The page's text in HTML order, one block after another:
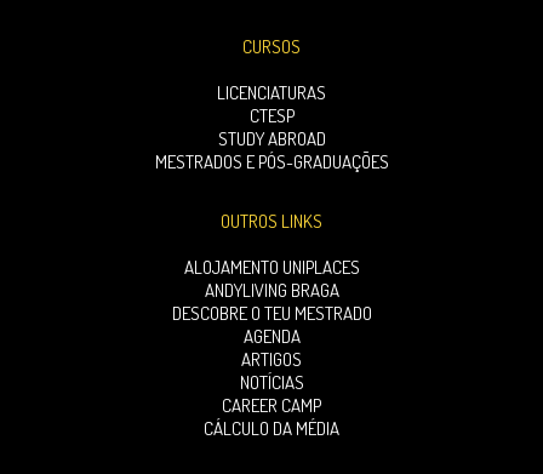
CURSOS
LICENCIATURAS
CTESP
STUDY ABROAD
MESTRADOS E PÓS-GRADUAÇÕES
OUTROS LINKS
ALOJAMENTO UNIPLACES
ANDYLIVING BRAGA
DESCOBRE O TEU MESTRADO
AGENDA
ARTIGOS
NOTÍCIAS
CAREER CAMP
CÁLCULO DA MÉDIA